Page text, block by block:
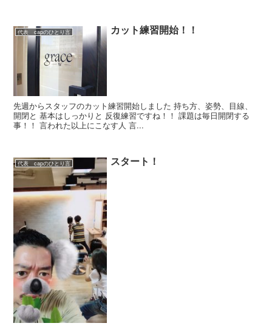
代表 capのひとり言 カット練習開始！！
先週からスタッフのカット練習開始しました 持ち方、姿勢、目線、
開閉と 基本はしっかりと 反復練習ですね！！ 課題は毎日開閉する
事！！ 言われた以上にこなす人 言...
代表 capのひとり言 スタート！